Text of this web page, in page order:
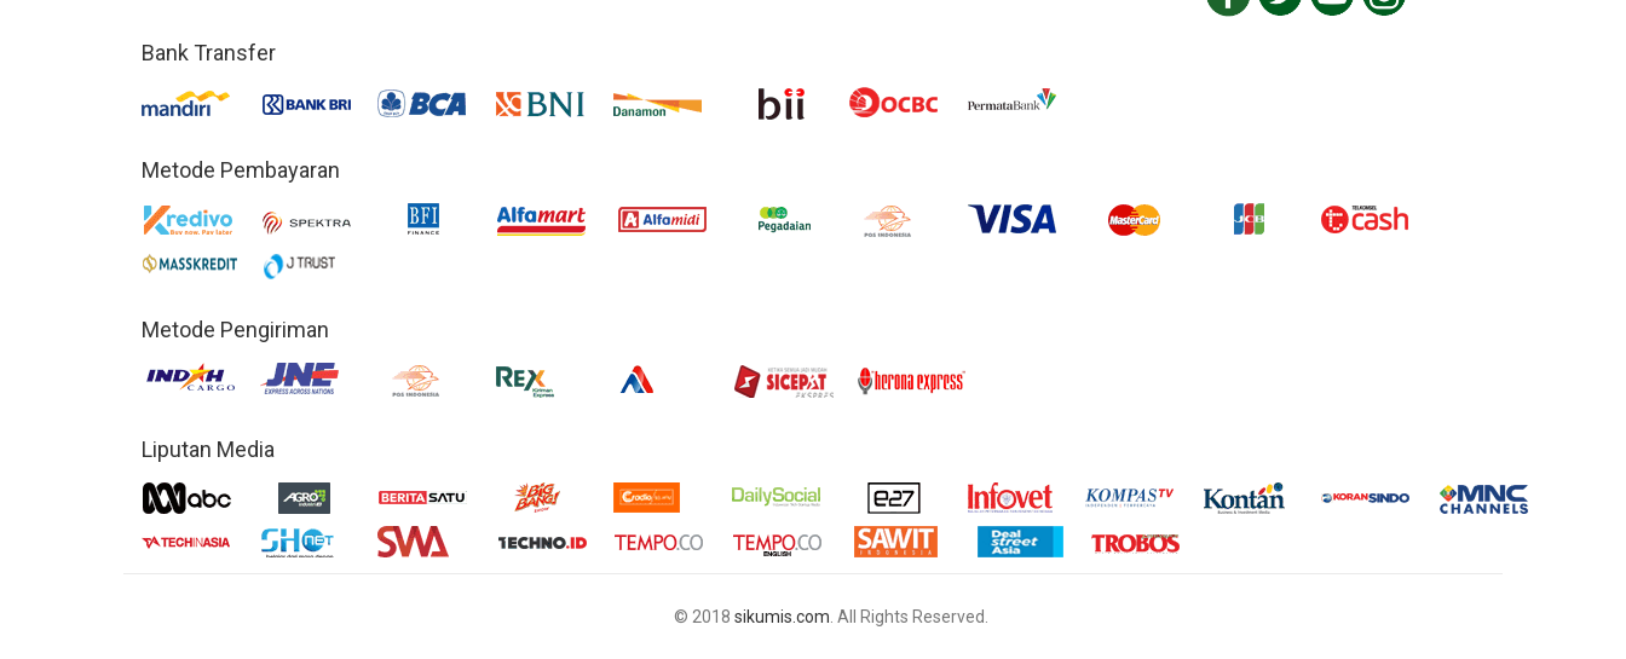
Bank Transfer
Metode Pembayaran
Metode Pengiriman
Liputan Media
© 2018 sikumis.com . All Rights Reserved.